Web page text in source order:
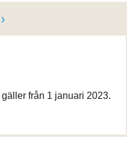
gäller från 1 januari 2023.